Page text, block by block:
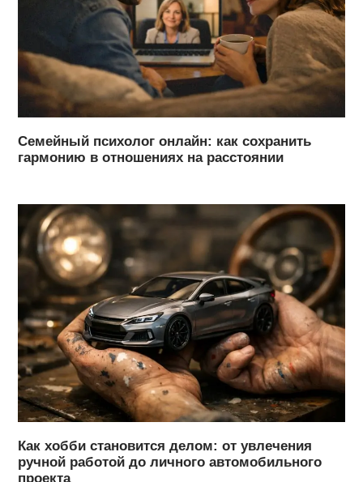
Семейный психолог онлайн: как сохранить
гармонию в отношениях на расстоянии
Как хобби становится делом: от увлечения
ручной работой до личного автомобильного
проекта